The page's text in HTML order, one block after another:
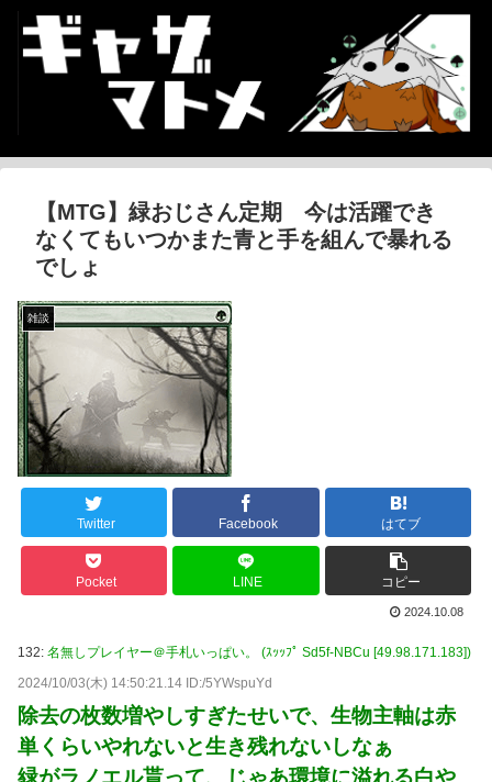
【MTG】緑おじさん定期 今は活躍でき
なくてもいつかまた青と手を組んで暴れる
でしょ
雑談
Twitter Facebook はてブ
Pocket LINE コピー
2024.10.08
132: 名無しプレイヤー＠手札いっぱい。 (ｽｯｯﾌﾟ Sd5f-NBCu [49.98.171.183])
2024/10/03(木) 14:50:21.14 ID:/5YWspuYd
除去の枚数増やしすぎたせいで、生物主軸は赤
単くらいやれないと生き残れないしなぁ